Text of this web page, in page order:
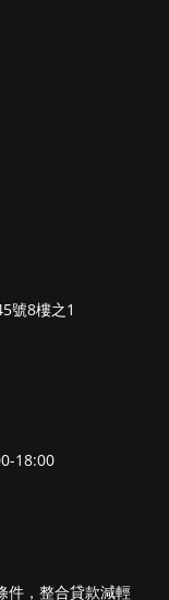
號8樓之1
18:00
件，整合貸款減輕